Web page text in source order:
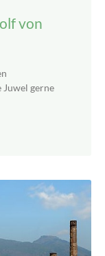
von
Juwel gerne